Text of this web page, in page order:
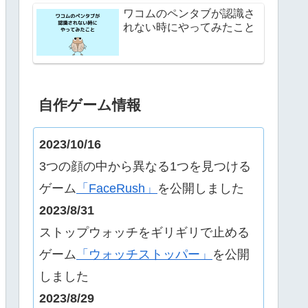
ワコムのペンタブが認識さ
れない時にやってみたこと
自作ゲーム情報
2023/10/16
3つの顔の中から異なる1つを見つける
ゲーム 「FaceRush」 を公開しました
2023/8/31
ストップウォッチをギリギリで止める
ゲーム 「ウォッチストッパー」 を公開
しました
2023/8/29